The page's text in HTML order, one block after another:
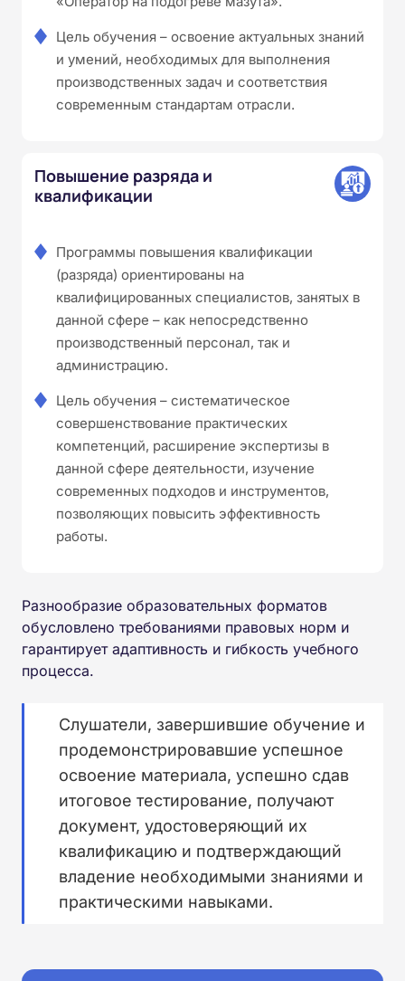
Цель обучения – освоение актуальных знаний
и умений, необходимых для выполнения
производственных задач и соответствия
современным стандартам отрасли.
Повышение разряда и
квалификации
Программы повышения квалификации
(разряда) ориентированы на
квалифицированных специалистов, занятых в
данной сфере – как непосредственно
производственный персонал, так и
администрацию.
Цель обучения – систематическое
совершенствование практических
компетенций, расширение экспертизы в
данной сфере деятельности, изучение
современных подходов и инструментов,
позволяющих повысить эффективность
работы.
Разнообразие образовательных форматов
обусловлено требованиями правовых норм и
гарантирует адаптивность и гибкость учебного
процесса.
Слушатели, завершившие обучение и
продемонстрировавшие успешное
освоение материала, успешно сдав
итоговое тестирование, получают
документ, удостоверяющий их
квалификацию и подтверждающий
владение необходимыми знаниями и
практическими навыками.